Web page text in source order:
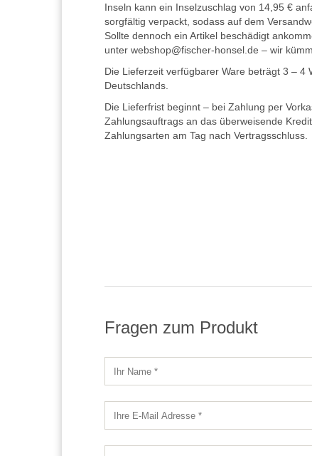
Inseln kann ein Inselzuschlag von 14,95 €
sorgfältig verpackt, sodass auf dem
Sollte dennoch ein Artikel beschädigt
unter webshop@fischer-honsel.de – wir
Die Lieferzeit verfügbarer Ware beträgt 3 – 4
Deutschlands.
Die Lieferfrist beginnt – bei Zahlung per
Zahlungsauftrags an das überweisende
Zahlungsarten am Tag nach Vertragsschluss.
Fragen zum Produkt